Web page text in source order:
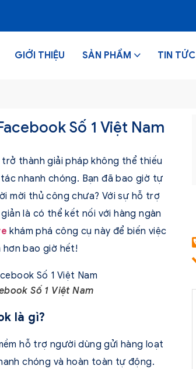
GIỚI THIỆU SẢN PHẨM TIN TỨC
Số 1 Việt Nam
thành giải pháp không thể thiếu
nhanh chóng. Bạn đã bao giờ tự
mời thủ công chưa? Với sự hỗ trợ
là có thể kết nối với hàng ngàn
khám phá công cụ này để biến việc
bao giờ hết!
Số 1 Việt Nam
là gì?
hỗ trợ người dùng gửi hàng loạt
chóng và hoàn toàn tự động.